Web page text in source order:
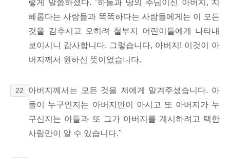
렇게 말씀하셨다. "하늘과 땅의 주님이신 아버지, 지
혜롭다는 사람들과 똑똑하다는 사람들에게는 이 모든
것을 감추시고 오히려 철부지 어린이들에게 나타내
보이시니 감사합니다. 그렇습니다, 아버지! 이것이 아
버지께서 원하신 뜻이었습니다.
22
아버지께서는 모든 것을 저에게 맡겨주셨습니다. 아
들이 누구인지는 아버지만이 아시고 또 아버지가 누
구신지는 아들과 또 그가 아버지를 계시하려고 택한
사람만이 알 수 있습니다."